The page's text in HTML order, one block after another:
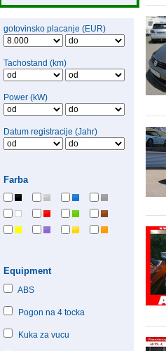
gotovinsko placanje (EUR)
Tachostand (km)
Power (kW)
Datum registracije (Jahr)
Farba
Equipment
ABS
Pogon na 4 tocka
Kuka za vucu